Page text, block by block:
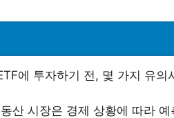
에 투자하기 전, 몇 가지 유의
산 시장은 경제 상황에 따라